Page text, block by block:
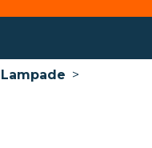
Lampade >